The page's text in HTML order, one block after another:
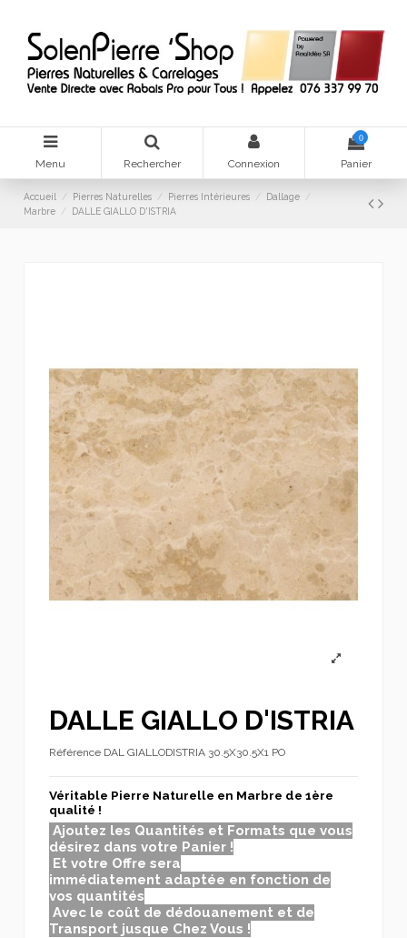
Menu Rechercher Connexion
0
Panier
Accueil Pierres Naturelles Pierres Intérieures
Dallage
Marbre
DALLE GIALLO D'ISTRIA
DALLE GIALLO D'ISTRIA
Référence DAL GIALLODISTRIA 30.5X30.5X1 PO
Véritable Pierre Naturelle en Marbre de 1ère
qualité !
Ajoutez les Quantités et Formats que vous
désirez dans votre Panier !
Et votre Offre sera
immédiatement adaptée en fonction de
vos quantités
Avec le coût de dédouanement et de
Transport jusque Chez Vous !